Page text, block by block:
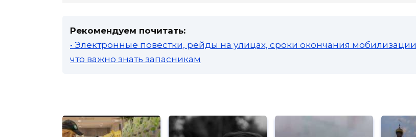
Рекомендуем почитать:
• Электронные повестки, рейды на улицах, сроки окончания
что важно знать запасникам